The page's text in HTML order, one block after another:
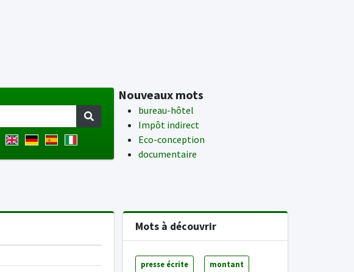
Nouveaux mots
bureau-hôtel
Impôt indirect
Eco-conception
documentaire
Mots à découvrir
presse écrite montant